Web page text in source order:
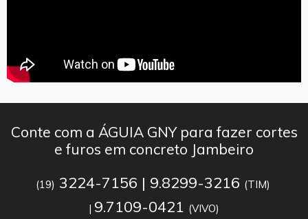
Conte com a ÁGUIA GNY para fazer cortes
e furos em concreto Jambeiro
(19) 3224-7156 | 9.8299-3216 (TIM)
| 9.7109-0421 (VIVO)